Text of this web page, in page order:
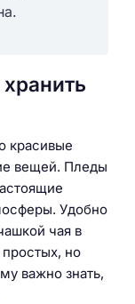
красивые
вещей. Пледы
Удобно
чая в
но
важно знать,